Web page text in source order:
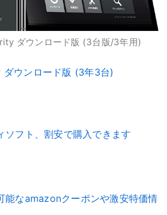
ダウンロード版 (3台版/3年用)
ウンロード版 (3年3台)
ソフト、割安で購入できます
能なamazonクーポンや激安特価情